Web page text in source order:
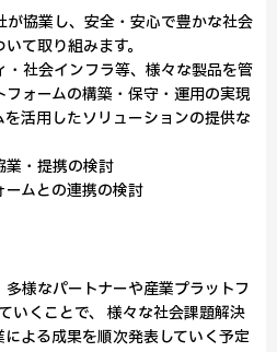
協業し、安全・安心で豊かな社会
て取り組みます。
・社会インフラ等、様々な製品を管
ォームの構築・保守・運用の実現
を活用したソリューションの提供な
業・提携の検討
ームとの連携の検討
様なパートナーや産業プラットフ
いくことで、 様々な社会課題解決
よる成果を順次発表していく予定